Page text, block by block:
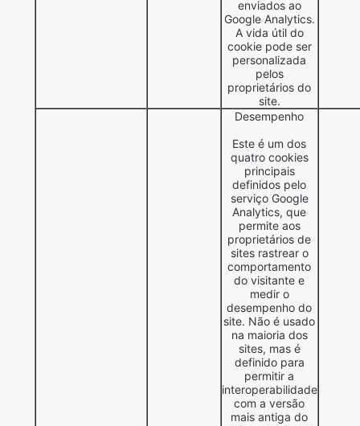
enviados ao
Google Analytics.
A vida útil do
cookie pode ser
personalizada
pelos
proprietários do
site.
Desempenho
Este é um dos
quatro cookies
principais
definidos pelo
serviço Google
Analytics, que
permite aos
proprietários de
sites rastrear o
comportamento
do visitante e
medir o
desempenho do
site. Não é usado
na maioria dos
sites, mas é
definido para
permitir a
interoperabilidade
com a versão
mais antiga do